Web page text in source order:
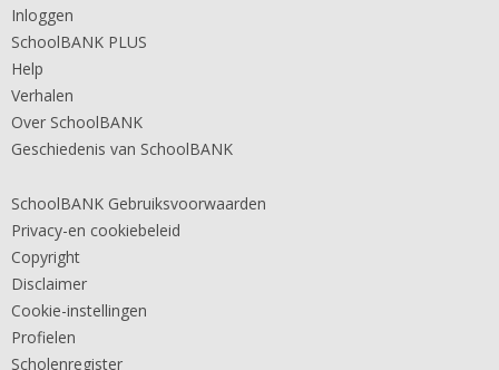
Inloggen
SchoolBANK PLUS
Help
Verhalen
Over SchoolBANK
Geschiedenis van SchoolBANK
SchoolBANK Gebruiksvoorwaarden
Privacy-en cookiebeleid
Copyright
Disclaimer
Cookie-instellingen
Profielen
Scholenregister